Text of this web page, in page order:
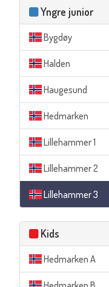
Yngre junior
Bygdøy
Halden
Haugesund
Hedmarken
Lillehammer 1
Lillehammer 2
Lillehammer 3
Kids
Hedmarken A